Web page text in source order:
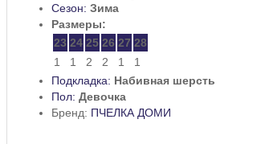
Сезон: Зима
Размеры:
23 24 25 26 27 28
1
1 2 2 1
1
Подкладка: Набивная шерсть
Пол: Девочка
Бренд: ПЧЕЛКА ДОМИ